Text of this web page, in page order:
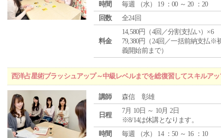
時間
毎週 （水） 19 ：00 ～ 20 ：20
回数
全24回
料金
14,580円（4回／分割支払い）×6
79,380円（24回／一括前納支払※
義開始前まで）
西洋占星術ブラッシュアップ～中級レベルまでを総復習してスキルア
講師 森信 彰雄
日程
7月 10日 ～ 10月 2日
※8/14は休講となります。
時間
毎週 （水） 14 ：50 ～ 16 ：10